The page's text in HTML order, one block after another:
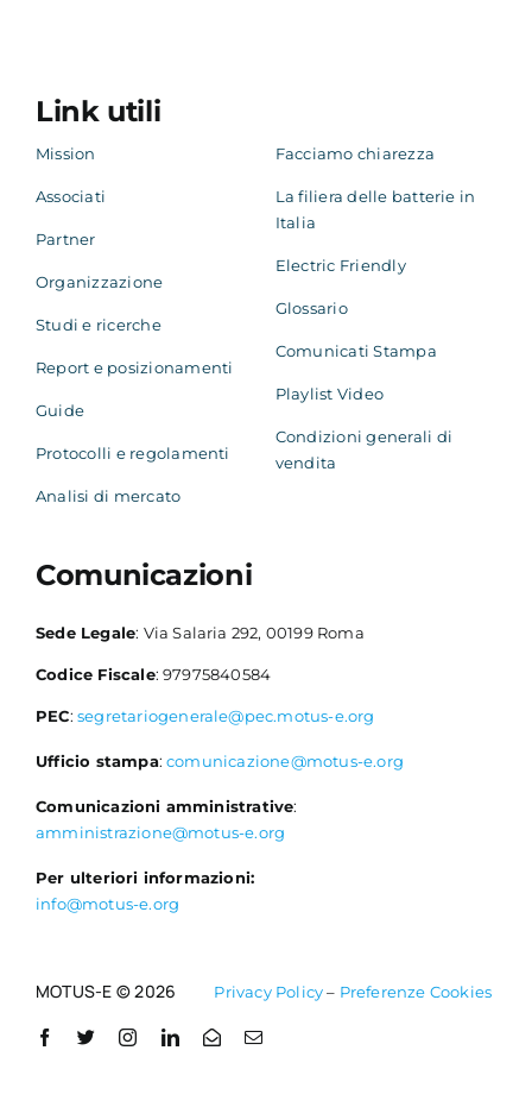
Link utili
Mission
Associati
Partner
Organizzazione
Studi e ricerche
Report e posizionamenti
Guide
Protocolli e regolamenti
Analisi di mercato
Facciamo chiarezza
La filiera delle batterie in
Italia
Electric Friendly
Glossario
Comunicati Stampa
Playlist Video
Condizioni generali di
vendita
Comunicazioni
Sede Legale: Via Salaria 292, 00199 Roma
Codice Fiscale: 97975840584
PEC: segretariogenerale@pec.motus-e.org
Ufficio stampa:comunicazione@motus-e.org
Comunicazioni amministrative:
amministrazione@motus-e.org
Per ulteriori informazioni:
info@motus-e.org
MOTUS-E © 2026 Privacy Policy– Preferenze Cookies